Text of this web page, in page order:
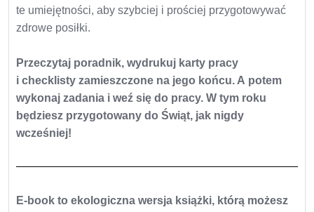
te umiejętności, aby szybciej i prościej przygotowywać
zdrowe posiłki.
Przeczytaj poradnik, wydrukuj karty pracy
i checklisty zamieszczone na jego końcu. A potem
wykonaj zadania i weź się do pracy. W tym roku
będziesz przygotowany do Świąt, jak nigdy
wcześniej!
E-book to ekologiczna wersja książki, którą możesz